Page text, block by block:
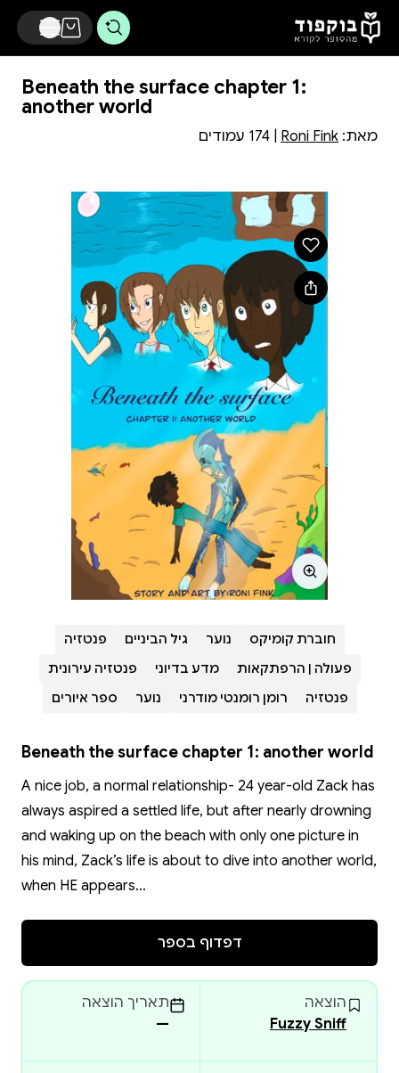
דלג לתוכן הראשי
Beneath the surface chapter 1:
another world
מאת: Roni Fink
חוברת קומיקס נוער גיל הביניים
פנטזיה
פעולה | הרפתקאות
מדע בדיוני
פנטזיה עירונית
פנטזיה
רומן רומנטי מודרני נוער ספר איורים
Beneath the surface chapter 1: another world
A nice job, a normal relationship- 24 year-old Zack has
always aspired a settled life, but after nearly drowning
and waking up on the beach with only one picture in
his mind, Zack’s life is about to dive into another world,
when HE appears…
דפדוף בספר
הוצאה
Fuzzy Sniff
תאריך הוצאה
—